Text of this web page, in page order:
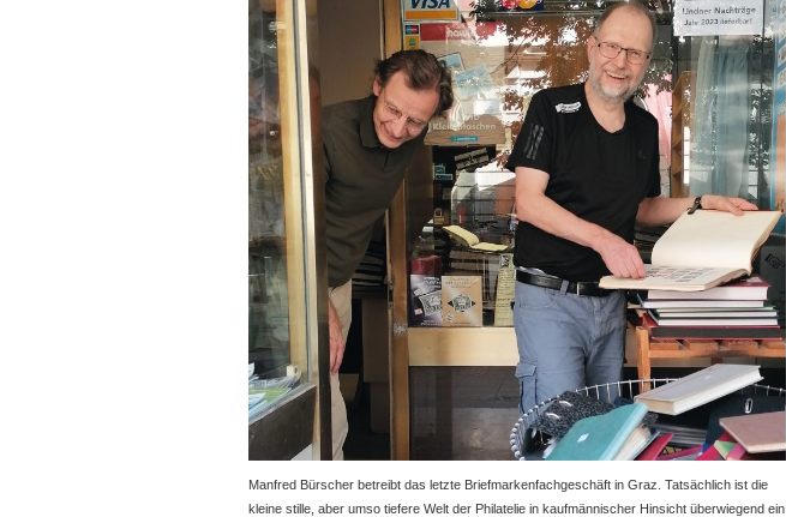
Manfred Bürscher betreibt das letzte Briefmarkenfachgeschäft in Graz. Tatsächlich ist die
kleine stille, aber umso tiefere Welt der Philatelie in kaufmännischer Hinsicht überwiegend ein